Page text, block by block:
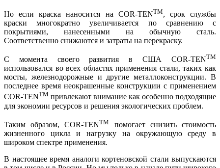
Но если краска наносится на COR-TENTM, срок службы
краски многократно увеличивается по сравнению с
покрытиями, нанесенными на обычную сталь.
Соответственно снижаются и затраты на перекраску.
С момента своего развития в США COR-TENTM
использовался во всех областях применения стали, таких как
мосты, железнодорожные и другие металлоконструкции. В
последнее время неокрашенные конструкции с применением
COR-TENTM привлекают внимание как особенно подходящие
для экономии ресурсов и решения экологических проблем.
Таким образом, COR-TENTM
помогает снизить стоимость
жизненного цикла и нагрузку на окружающую среду в
широком спектре применения.
В настоящее время аналоги кортеновской стали выпускаются